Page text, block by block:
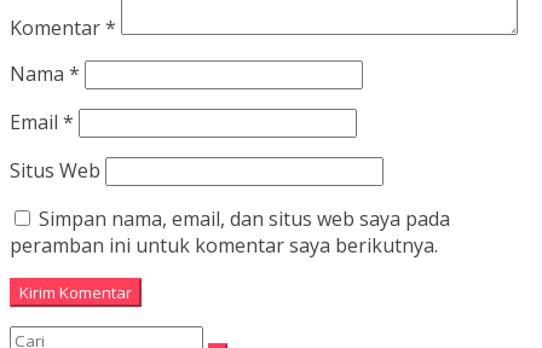
Komentar*
Nama *
Email *
Situs Web
Simpan nama, email, dan situs web saya pada
peramban ini untuk komentar saya berikutnya.